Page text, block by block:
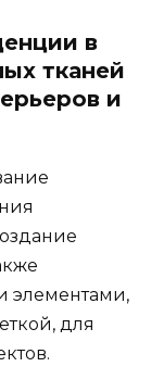
в
тканей
и
элементами,
для